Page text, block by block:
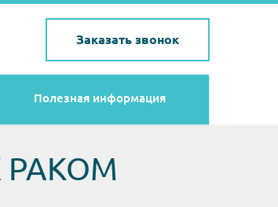
Заказать звонок
Полезная информация
РАКОМ